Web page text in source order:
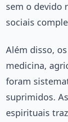
sem o devido
sociais
Além disso,
medicina,
foram
suprimidos.
espirituais